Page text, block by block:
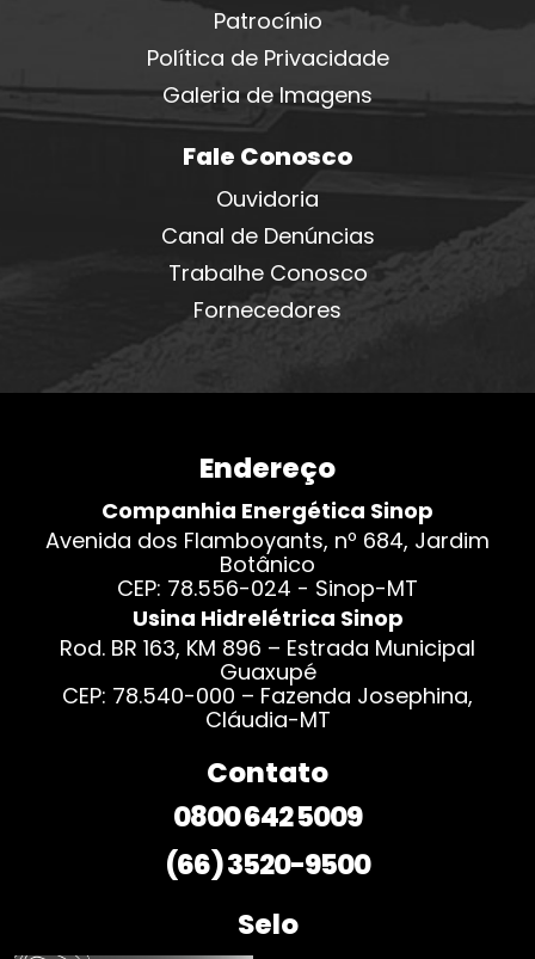
Patrocínio
Política de Privacidade
Galeria de Imagens
Fale Conosco
Ouvidoria
Canal de Denúncias
Trabalhe Conosco
Fornecedores
Endereço
Companhia Energética Sinop
Avenida dos Flamboyants, nº 684, Jardim
Botânico
CEP: 78.556-024 - Sinop-MT
Usina Hidrelétrica Sinop
Rod. BR 163, KM 896 – Estrada Municipal
Guaxupé
CEP: 78.540-000 – Fazenda Josephina,
Cláudia-MT
Contato
0800 642 5009
(66) 3520-9500
Selo